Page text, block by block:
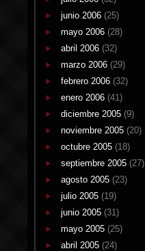
junio 2006 (25)
mayo 2006 (28)
abril 2006 (32)
marzo 2006 (29)
febrero 2006 (32)
enero 2006 (41)
diciembre 2005 (9)
noviembre 2005 (20)
octubre 2005 (18)
septiembre 2005 (27)
agosto 2005 (23)
julio 2005 (19)
junio 2005 (31)
mayo 2005 (25)
abril 2005 (24)